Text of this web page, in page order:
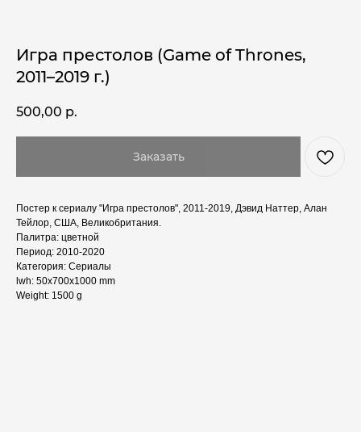
Игра престолов (Game of Thrones,
2011–2019 г.)
500,00 р.
Заказать
Постер к сериалу "Игра престолов", 2011-2019, Дэвид Наттер, Алан
Тейлор, США, Великобритания.
Палитра: цветной
Период: 2010-2020
Категория: Сериалы
lwh: 50x700x1000 mm
Weight: 1500 g